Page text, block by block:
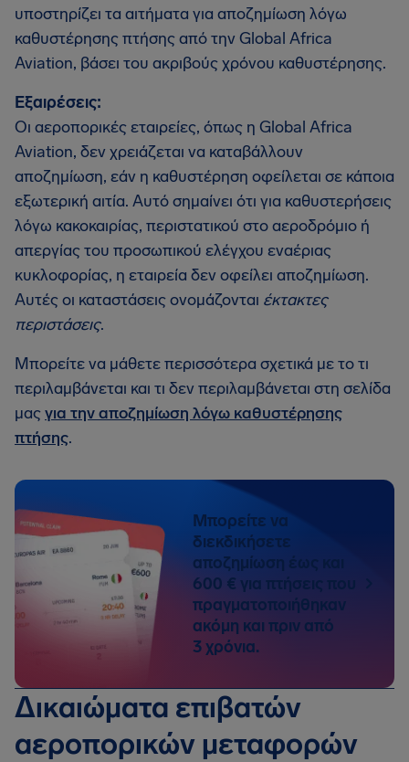
υποστηρίζει τα αιτήματα για αποζημίωση λόγω
καθυστέρησης πτήσης από την Global Africa
Aviation, βάσει του ακριβούς χρόνου καθυστέρησης.
Εξαιρέσεις:
Οι αεροπορικές εταιρείες, όπως η Global Africa
Aviation, δεν χρειάζεται να καταβάλλουν
αποζημίωση, εάν η καθυστέρηση οφείλεται σε κάποια
εξωτερική αιτία. Αυτό σημαίνει ότι για καθυστερήσεις
λόγω κακοκαιρίας, περιστατικού στο αεροδρόμιο ή
απεργίας του προσωπικού ελέγχου εναέριας
κυκλοφορίας, η εταιρεία δεν οφείλει αποζημίωση.
Αυτές οι καταστάσεις ονομάζονται έκτακτες
περιστάσεις.
Μπορείτε να μάθετε περισσότερα σχετικά με το τι
περιλαμβάνεται και τι δεν περιλαμβάνεται στη σελίδα
μαςγια την αποζημίωση λόγω καθυστέρησης
πτήσης.
Μπορείτε να
διεκδικήσετε
αποζημίωση έως και
600 € για πτήσεις που
πραγματοποιήθηκαν
ακόμη και πριν από
3 χρόνια.
Δικαιώματα επιβατών
αεροπορικών μεταφορών